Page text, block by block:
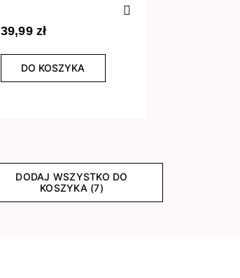
39,99 zł
DO KOSZYKA
DODAJ WSZYSTKO DO
KOSZYKA (7)